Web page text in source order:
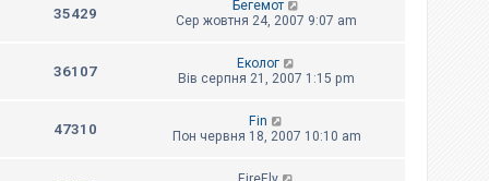
35429
Бегемот
Сер жовтня 24, 2007 9:07 am
36107
Еколог
Вів серпня 21, 2007 1:15 pm
47310
Fin
Пон червня 18, 2007 10:10 am